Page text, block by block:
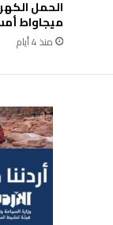
ميجاواط
منذ 4 أيام